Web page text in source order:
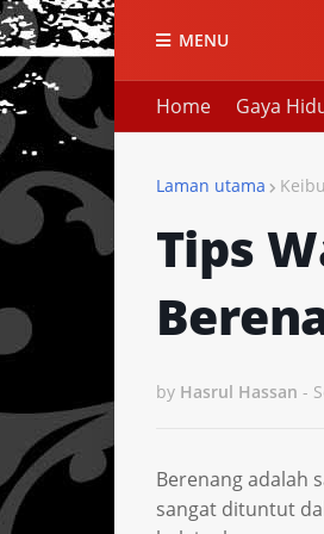
MENU
Home Gaya
Laman utama
Tips
by Hasrul Hassan -
Berenang adalah
sangat dituntut